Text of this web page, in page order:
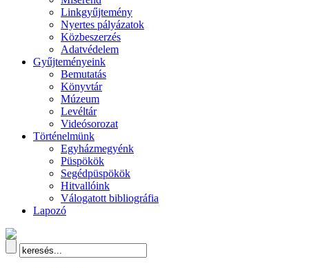
Linkgyűjtemény
Nyertes pályázatok
Közbeszerzés
Adatvédelem
Gyűjteményeink
Bemutatás
Könyvtár
Múzeum
Levéltár
Videósorozat
Történelmünk
Egyházmegyénk
Püspökök
Segédpüspökök
Hitvallóink
Válogatott bibliográfia
Lapozó